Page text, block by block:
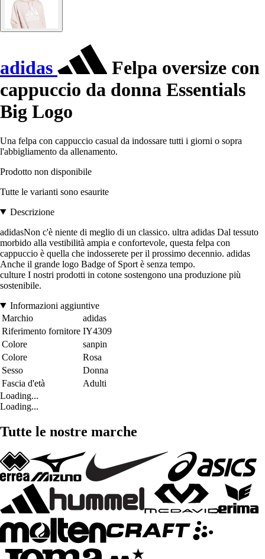
adidas
Felpa oversize con
cappuccio da donna Essentials
Big Logo
Una felpa con cappuccio casual da indossare tutti i giorni o sopra
l'abbigliamento da allenamento.
Prodotto non disponibile
Tutte le varianti sono esaurite
Descrizione
adidasNon c'è niente di meglio di un classico. ultra adidas Dal tessuto
morbido alla vestibilità ampia e confortevole, questa felpa con
cappuccio è quella che indosserete per il prossimo decennio. adidas
Anche il grande logo Badge of Sport è senza tempo.
culture I nostri prodotti in cotone sostengono una produzione più
sostenibile.
Informazioni aggiuntive
Marchio
adidas
Riferimento fornitore IY4309
Colore
sanpin
Colore
Rosa
Sesso
Donna
Fascia d'età
Adulti
Loading...
Loading...
Tutte le nostre marche